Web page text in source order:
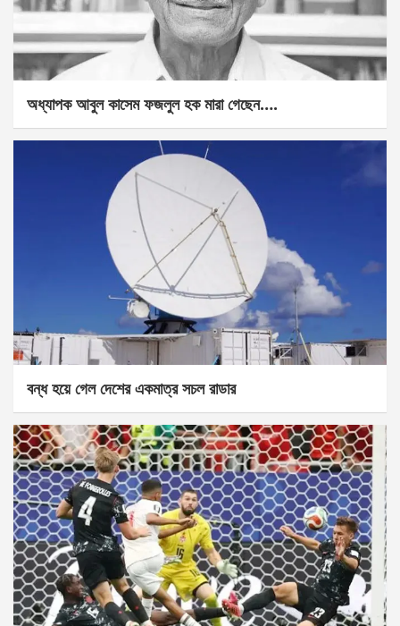
অধ্যাপক আবুল কাসেম ফজলুল হক মারা গেছেন….
বন্ধ হয়ে গেল দেশের একমাত্র সচল রাডার